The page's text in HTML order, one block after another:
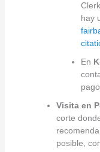
hay
En
Visita en
corte
posible,